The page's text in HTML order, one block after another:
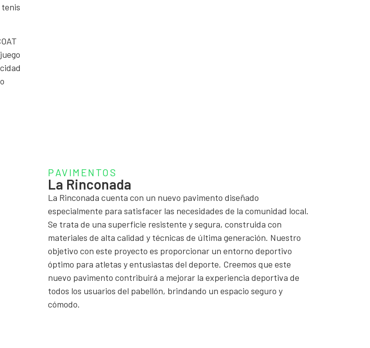
PAVIMENTOS
La Rinconada
La Rinconada cuenta con un nuevo pavimento diseñado
especialmente para satisfacer las necesidades de la comunidad local.
Se trata de una superficie resistente y segura, construida con
materiales de alta calidad y técnicas de última generación. Nuestro
objetivo con este proyecto es proporcionar un entorno deportivo
óptimo para atletas y entusiastas del deporte. Creemos que este
nuevo pavimento contribuirá a mejorar la experiencia deportiva de
todos los usuarios del pabellón, brindando un espacio seguro y
cómodo.